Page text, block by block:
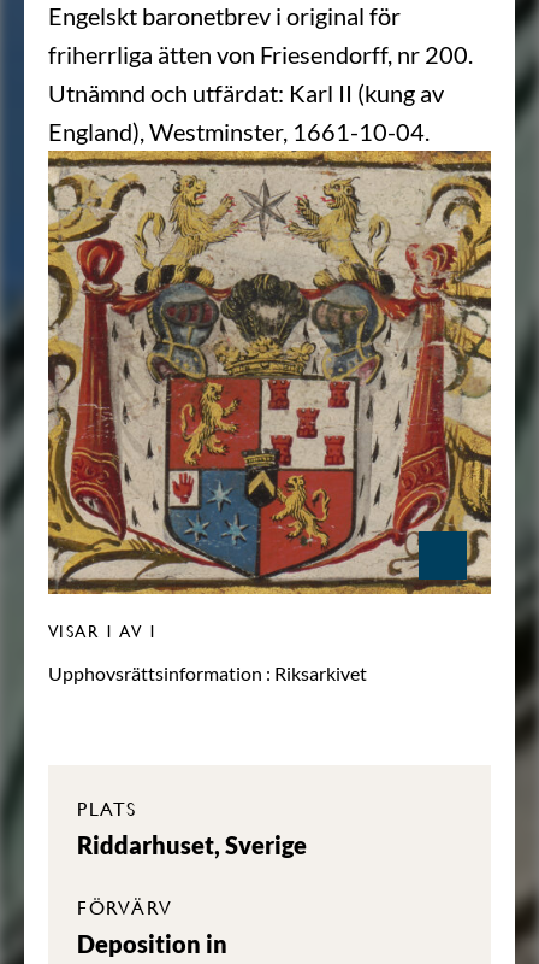
Engelskt baronetbrev i original för
friherrliga ätten von Friesendorff, nr 200.
Utnämnd och utfärdat: Karl II (kung av
England), Westminster, 1661-10-04.
VISAR 1 AV 1
Upphovsrättsinformation : Riksarkivet
PLATS
Riddarhuset, Sverige
FÖRVÄRV
Deposition in